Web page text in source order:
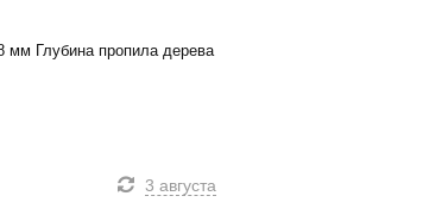
мм Глубина пропила дерева
3 августа